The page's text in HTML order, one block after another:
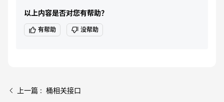
以上内容是否对您有帮助？
有帮助 没帮助
上一篇 : 桶相关接口